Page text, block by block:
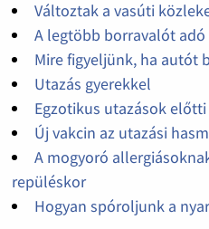
Változtak a vasúti
A legtöbb borravalót adó
Mire figyeljünk, ha autót
Utazás gyerekkel
Egzotikus utazások
Új vakcin az utazási
A mogyoró
repüléskor
Hogyan spóroljunk a